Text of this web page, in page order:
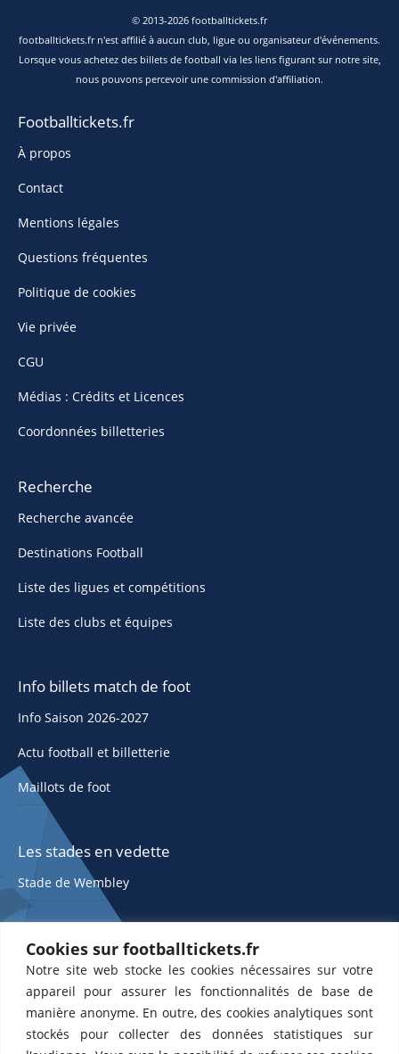
Cookies sur footballtickets.fr
Notre site web stocke les cookies nécessaires sur votre
appareil pour assurer les fonctionnalités de base de
manière anonyme. En outre, des cookies analytiques sont
stockés pour collecter des données statistiques sur
© 2013-2026 footballtickets.fr
footballtickets.fr n'est affilié à aucun club, ligue ou organisateur d'événements.
Lorsque vous achetez des billets de football via les liens figurant sur notre site,
nous pouvons percevoir une commission d'affiliation.
Footballtickets.fr
À propos
Contact
Mentions légales
Questions fréquentes
Politique de cookies
Vie privée
CGU
Médias : Crédits et Licences
Coordonnées billetteries
Recherche
Recherche avancée
Destinations Football
Liste des ligues et compétitions
Liste des clubs et équipes
Info billets match de foot
Info Saison 2026-2027
Actu football et billetterie
Maillots de foot
Les stades en vedette
Stade de Wembley
ETTS 365 SL, Rambla de Catalunya 38, 8, 1, 08007 Barcelone, Espagne |